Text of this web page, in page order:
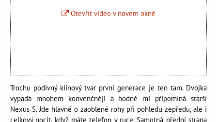
Otevřít video v novém okně
Trochu podivný klínový tvar první generace je ten tam. Dvojka
vypadá mnohem konvenčněji a hodně mi připomíná starší
Nexus S. Jde hlavně o zaoblené rohy při pohledu zepředu, ale i
celkový pocit, když máte telefon v ruce. Samotná přední strana